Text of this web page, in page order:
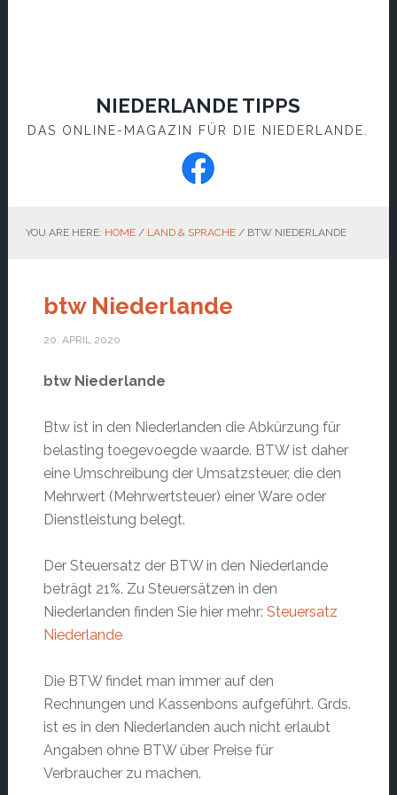
NIEDERLANDE TIPPS
DAS ONLINE-MAGAZIN FÜR DIE NIEDERLANDE.
YOU ARE HERE: HOME / LAND & SPRACHE /BTW NIEDERLANDE
btw Niederlande
20. APRIL 2020
btw Niederlande
Btw ist in den Niederlanden die Abkürzung für
belasting toegevoegde waarde. BTW ist daher
eine Umschreibung der Umsatzsteuer, die den
Mehrwert (Mehrwertsteuer) einer Ware oder
Dienstleistung belegt.
Der Steuersatz der BTW in den Niederlande
beträgt 21%. Zu Steuersätzen in den
Niederlanden finden Sie hier mehr: Steuersatz
Niederlande
Die BTW findet man immer auf den
Rechnungen und Kassenbons aufgeführt. Grds.
ist es in den Niederlanden auch nicht erlaubt
Angaben ohne BTW über Preise für
Verbraucher zu machen.